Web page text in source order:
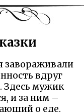
завораживали
вдруг
Здесь мужик
и за ним –
о еде.